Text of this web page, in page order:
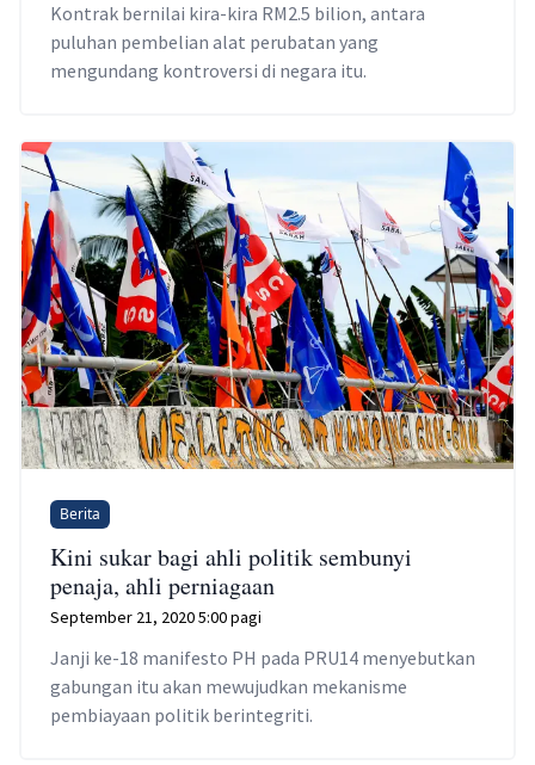
Kontrak bernilai kira-kira RM2.5 bilion, antara
puluhan pembelian alat perubatan yang
mengundang kontroversi di negara itu.
Berita
Kini sukar bagi ahli politik sembunyi
penaja, ahli perniagaan
September 21, 2020 5:00 pagi
Janji ke-18 manifesto PH pada PRU14 menyebutkan
gabungan itu akan mewujudkan mekanisme
pembiayaan politik berintegriti.